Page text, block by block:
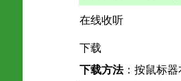
在线收听
下载
下载方法：按鼠标器